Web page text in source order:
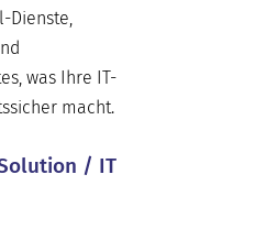
Dienste,
was Ihre IT-
macht.
/ IT